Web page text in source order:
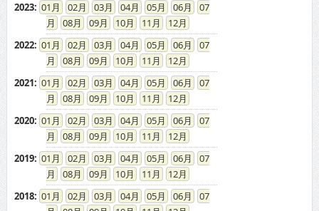
2023: 01 02 03 04 05 06
07
08
09 10 11
12
2022: 01 02 03 04 05 06
07
08
09 10 11
12
2021: 01 02 03 04 05 06
07
08
09 10 11
12
2020: 01 02 03 04 05 06
07
08
09 10 11
12
2019: 01 02 03 04 05 06
07
08
09 10 11
12
2018: 01 02 03 04 05 06
07